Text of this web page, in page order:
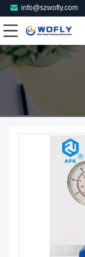
info@szwofly.com